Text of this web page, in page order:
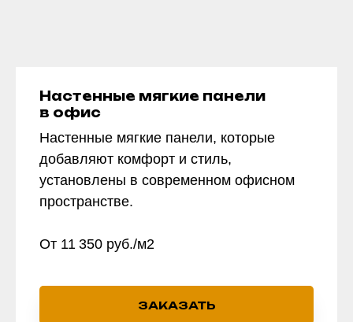
Настенные мягкие панели
в офис
Настенные мягкие панели, которые
добавляют комфорт и стиль,
установлены в современном офисном
пространстве.
От 11 350 руб./м2
ЗАКАЗАТЬ